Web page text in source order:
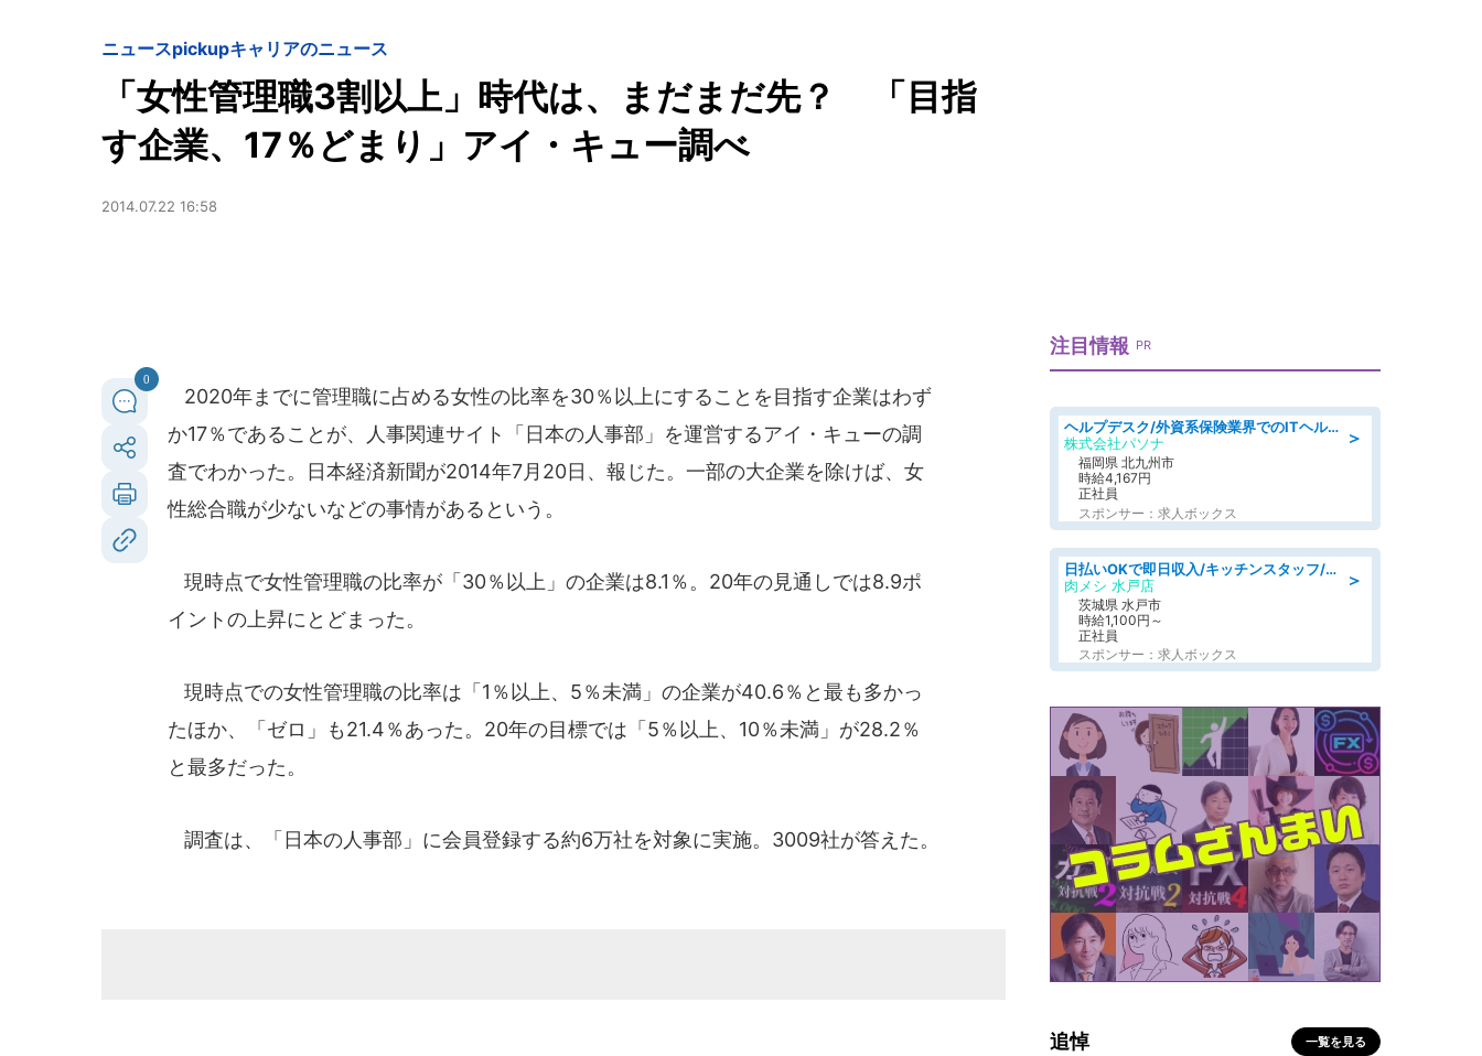
ニュースpickupキャリアのニュース
「女性管理職3割以上」時代は、まだまだ先？ 「目指
す企業、17％どまり」アイ・キュー調べ
2014.07.22 16:58
0
2020年までに管理職に占める女性の比率を30％以上にすることを目指す企業はわず
か17％であることが、人事関連サイト「日本の人事部」を運営するアイ・キューの調
査でわかった。日本経済新聞が2014年7月20日、報じた。一部の大企業を除けば、女
性総合職が少ないなどの事情があるという。
現時点で女性管理職の比率が「30％以上」の企業は8.1％。20年の見通しでは8.9ポ
イントの上昇にとどまった。
現時点での女性管理職の比率は「1％以上、5％未満」の企業が40.6％と最も多かっ
たほか、「ゼロ」も21.4％あった。20年の目標では「5％以上、10％未満」が28.2％
と最多だった。
調査は、「日本の人事部」に会員登録する約6万社を対象に実施。3009社が答えた。
注目情報 PR
＞
ヘルプデスク/外資系保険業界でのITヘルプデスク業務/駅近/即日勤務可/ヘルプデスク
株式会社パソナ
福岡県 北九州市
時給4,167円
正社員
スポンサー：求人ボックス
＞
日払いOKで即日収入/キッチンスタッフ/「原付免許必須」デリバリー業務など、自己成長可能な幅広い仕事に挑戦!髪型自由&ピアス・ネイルOK/茨城県/水戸市
肉メシ 水戸店
茨城県 水戸市
時給1,100円～
正社員
スポンサー：求人ボックス
追悼 一覧を見る